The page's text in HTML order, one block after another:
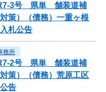
R7-3号 県単 舗装道補
策）（債務）一重ヶ根
札公告
務所
R7-2号 県単 舗装道補
策）（債務）荒原工区
告